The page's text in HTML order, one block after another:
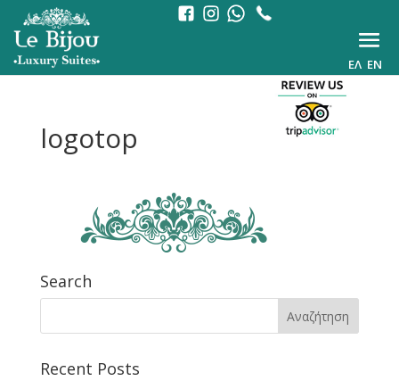
ΕΛ EN
logotop
Search
Recent Posts